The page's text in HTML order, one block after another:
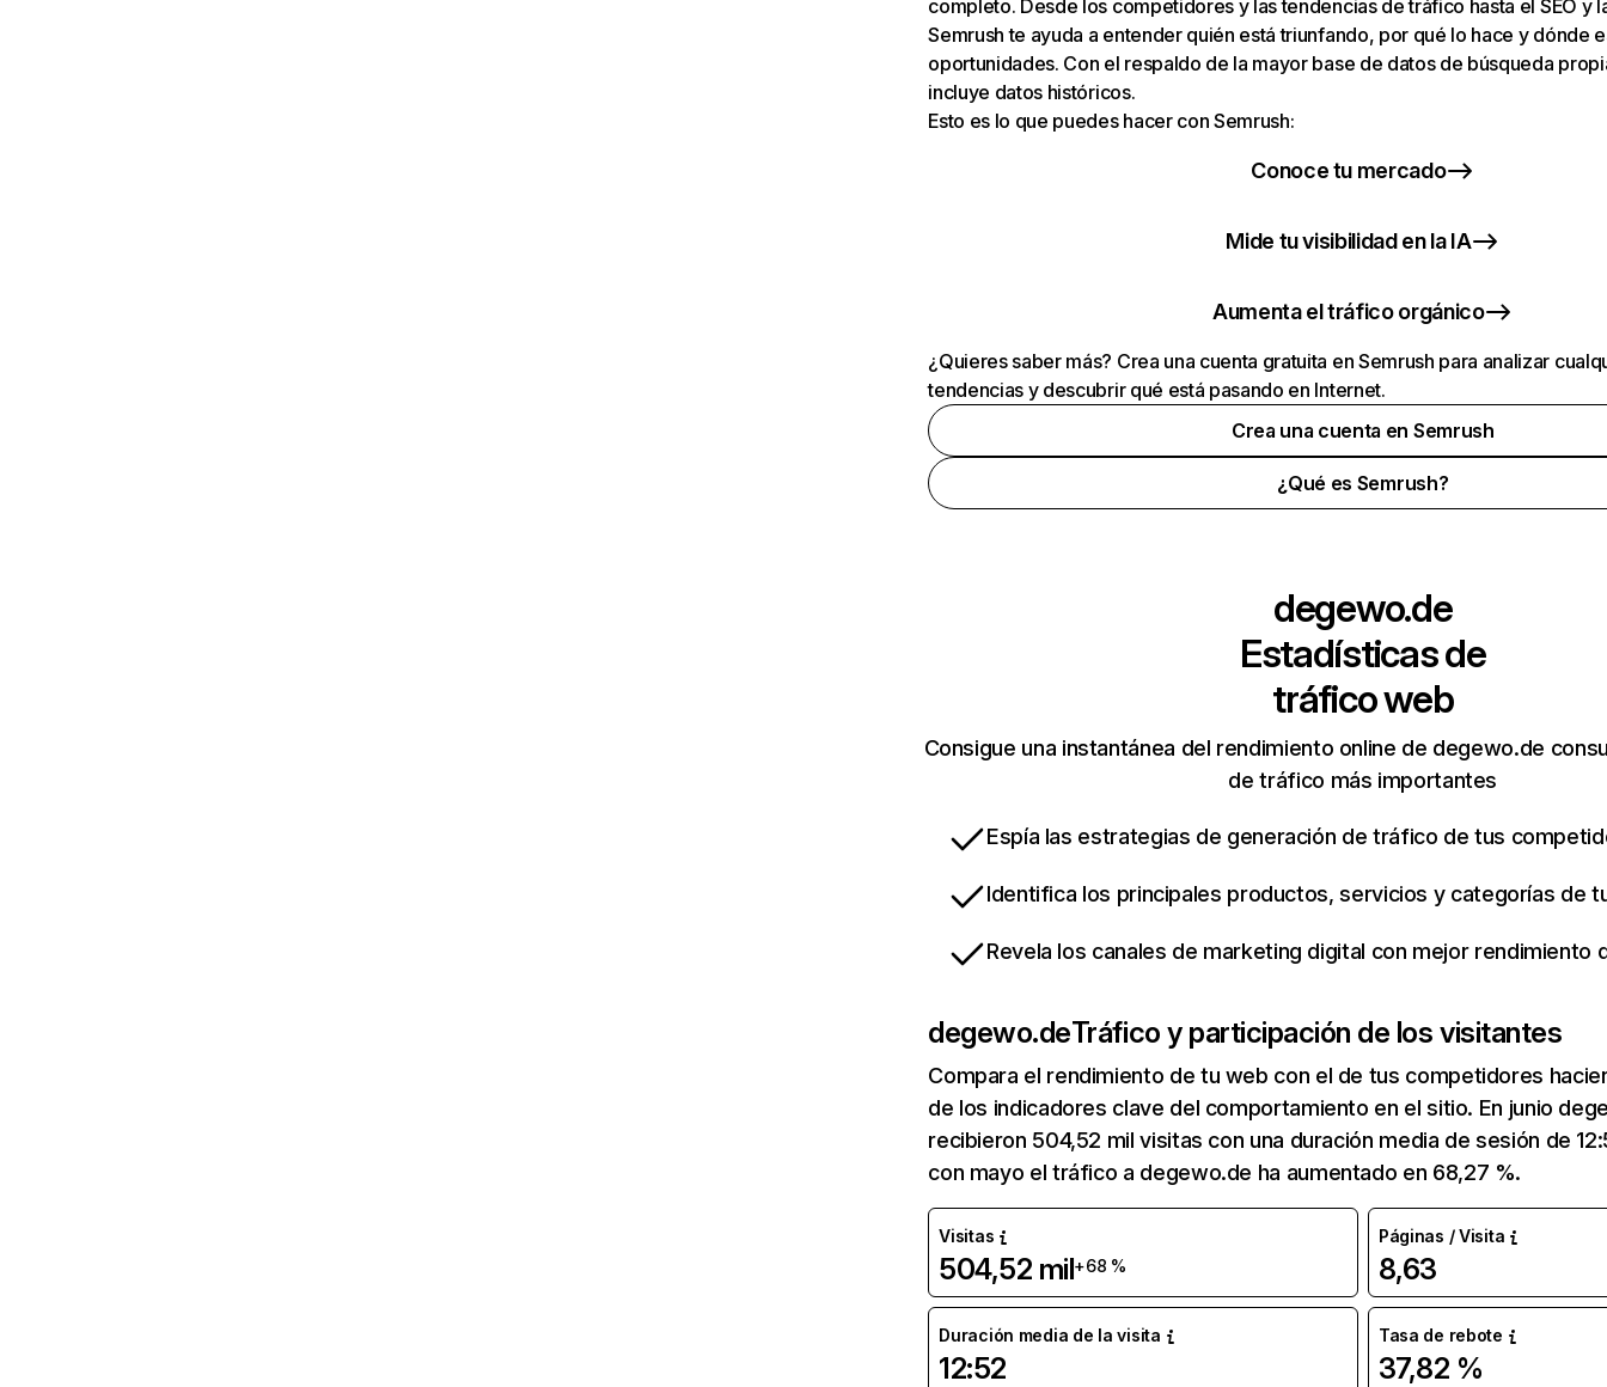
completo. Desde los competidores y las tendencias de tráfico hasta el SEO y
Semrush te ayuda a entender quién está triunfando, por qué lo hace y dónde
oportunidades. Con el respaldo de la mayor base de datos de búsqueda
incluye datos históricos.
Esto es lo que puedes hacer con Semrush:
Conoce tu mercado
Mide tu visibilidad en la IA
Aumenta el tráfico orgánico
¿Quieres saber más? Crea una cuenta gratuita en Semrush para analizar
tendencias y descubrir qué está pasando en Internet.
Crea una cuenta en Semrush
¿Qué es Semrush?
degewo.de
Estadísticas de
tráfico web
Consigue una instantánea del rendimiento online de degewo.de
de tráfico más importantes
Espía las estrategias de generación de tráfico de tus
Identifica los principales productos, servicios y categorías de
Revela los canales de marketing digital con mejor rendimiento
degewo.deTráfico y participación de los visitantes
Compara el rendimiento de tu web con el de tus competidores
de los indicadores clave del comportamiento en el sitio. En junio
recibieron 504,52 mil visitas con una duración media de sesión de
con mayo el tráfico a degewo.de ha aumentado en 68,27 %.
Visitas
504,52 mil+68 %
Páginas / Visita
8,63
Duración media de la visita
12:52
Tasa de rebote
37,82 %